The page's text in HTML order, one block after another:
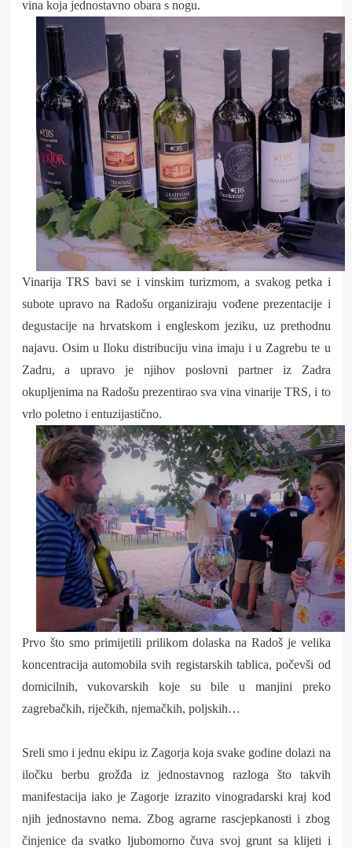
vina koja jednostavno obara s nogu.
Vinarija TRS bavi se i vinskim turizmom, a svakog petka i
subote upravo na Radošu organiziraju vođene prezentacije i
degustacije na hrvatskom i engleskom jeziku, uz prethodnu
najavu. Osim u Iloku distribuciju vina imaju i u Zagrebu te u
Zadru, a upravo je njihov poslovni partner iz Zadra
okupljenima na Radošu prezentirao sva vina vinarije TRS, i to
vrlo poletno i entuzijastično.
Prvo što smo primijetili prilikom dolaska na Radoš je velika
koncentracija automobila svih registarskih tablica, počevši od
domicilnih, vukovarskih koje su bile u manjini preko
zagrebačkih, riječkih, njemačkih, poljskih…
Sreli smo i jednu ekipu iz Zagorja koja svake godine dolazi na
iločku berbu grožđa iz jednostavnog razloga što takvih
manifestacija iako je Zagorje izrazito vinogradarski kraj kod
njih jednostavno nema. Zbog agrarne rascjepkanosti i zbog
činjenice da svatko ljubomorno čuva svoj grunt sa klijeti i